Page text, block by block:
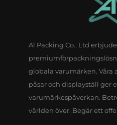
A1 Packing Co., Ltd
globala varumärken. Våra
påsar och displayställ ger
varumärkespåverkan.
världen över. Begär ett